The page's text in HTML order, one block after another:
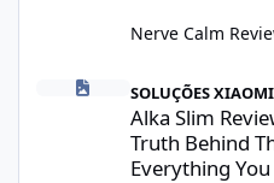
Nerve Calm
Alka Slim Reviews Australia
SOLUÇÕES XIAOMI
Alka Slim
Truth Behind
Everything